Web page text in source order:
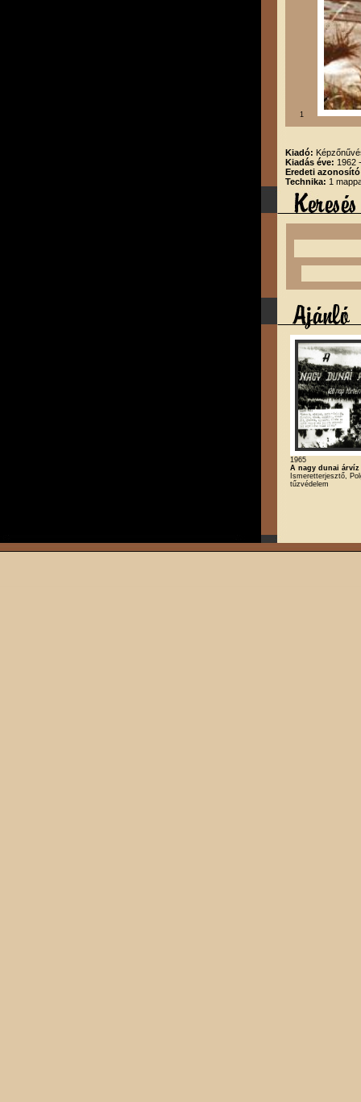
1
Kiadó:
Kiadás éve: 1962
Eredeti
Technika: 1
1965
A nagy dunai árvíz
Ismeretterjesztő,
tűzvédelem